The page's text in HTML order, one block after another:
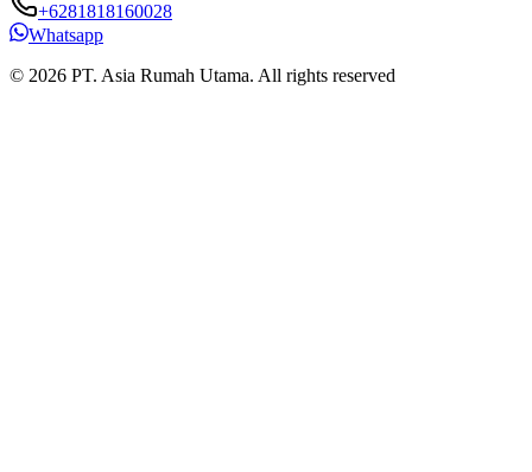
+6281818160028
Whatsapp
© 2026 PT. Asia Rumah Utama. All rights reserved